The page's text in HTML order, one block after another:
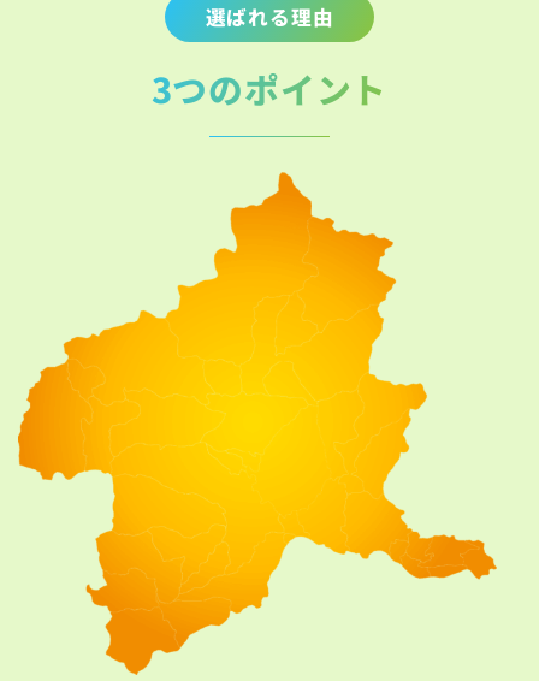
選ばれる理由
3つのポイント